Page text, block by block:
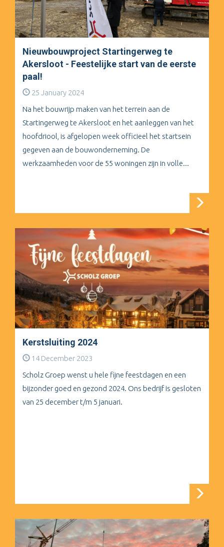
Nieuwbouwproject Startingerweg te
Akersloot - Feestelijke start van de eerste
paal!
25 January 2024
Na het bouwrijp maken van het terrein aan de
Startingerweg te Akersloot en het aanleggen van het
hoofdriool, is afgelopen week officieel het startsein
gegeven aan de bouwonderneming. De
werkzaamheden voor de 55 woningen zijn in volle...
Kerstsluiting 2024
14 December 2023
Scholz Groep wenst u hele fijne feestdagen en een
bijzonder goed en gezond 2024. Ons bedrijf is gesloten
van 25 december t/m 5 januari.